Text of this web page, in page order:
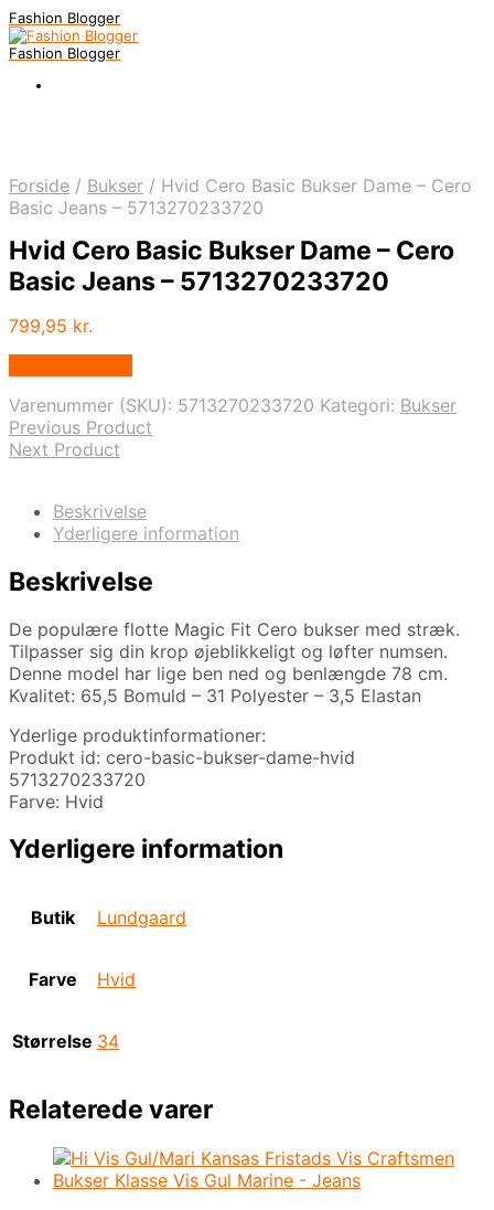
Fashion Blogger
Fashion Blogger
Forside / Bukser / Hvid Cero Basic Bukser Dame – Cero
Basic Jeans – 5713270233720
Hvid Cero Basic Bukser Dame – Cero
Basic Jeans – 5713270233720
799,95 kr.
Varenummer (SKU): 5713270233720 Kategori: Bukser
Previous Product
Next Product
Beskrivelse
Yderligere information
Beskrivelse
De populære flotte Magic Fit Cero bukser med stræk.
Tilpasser sig din krop øjeblikkeligt og løfter numsen.
Denne model har lige ben ned og benlængde 78 cm.
Kvalitet: 65,5 Bomuld – 31 Polyester – 3,5 Elastan
Yderlige produktinformationer:
Produkt id: cero-basic-bukser-dame-hvid
5713270233720
Farve: Hvid
Yderligere information
Butik Lundgaard
Farve Hvid
Størrelse 34
Relaterede varer